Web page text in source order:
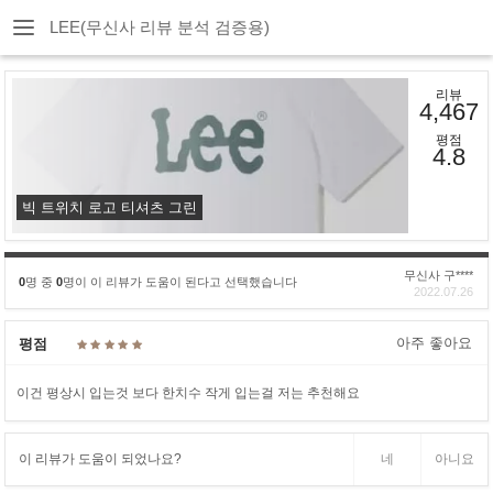
LEE(무신사 리뷰 분석 검증용)
빅 트위치 로고 티셔츠 그린
리뷰
4,467
평점
4.8
0명 중 0명이 이 리뷰가 도움이 된다고 선택했습니다
무신사 구****
2022.07.26
평점 아주 좋아요
이건 평상시 입는것 보다 한치수 작게 입는걸 저는 추천해요
이 리뷰가 도움이 되었나요? 네 아니요